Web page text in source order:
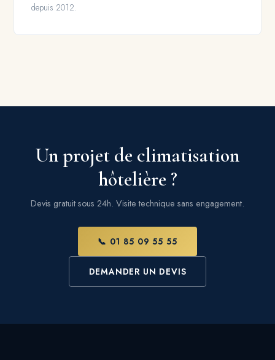
depuis 2012.
Un projet de climatisation
hôtelière ?
Devis gratuit sous 24h. Visite technique sans engagement.
📞 01 85 09 55 55
DEMANDER UN DEVIS